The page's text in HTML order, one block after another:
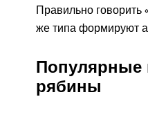
Правильно говорить
же типа формируют
Популярные
рябины